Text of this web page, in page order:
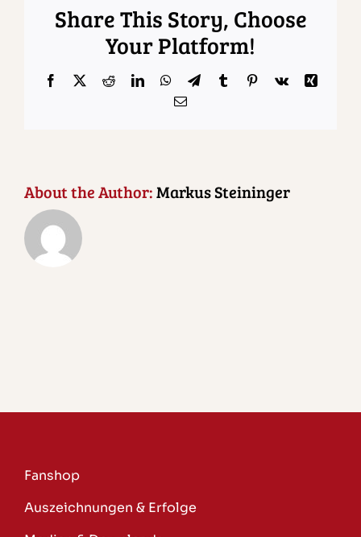
Share This Story, Choose
Your Platform!
Facebook
X RedditLinkedInWhatsApp
TelegramTumblrPinterest
Vk
Xing
Email
About the Author:Markus Steininger
Fanshop
Auszeichnungen & Erfolge